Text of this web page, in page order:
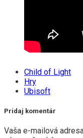
Child of Light
Hry
Ubisoft
Pridaj komentár
Vaša e-mailová